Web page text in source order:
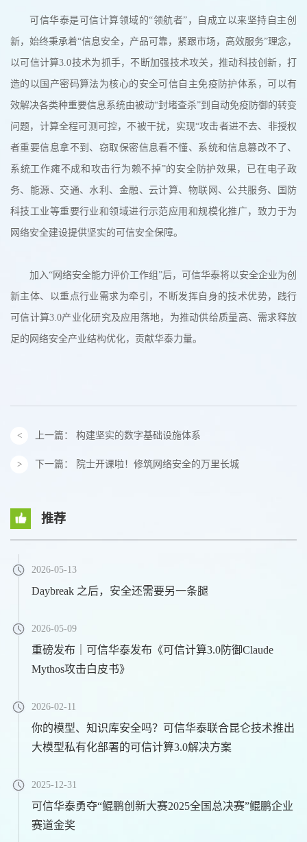
可信华泰是可信计算领域的“领航者”，自成立以来坚持自主创
新，始终秉承着“信息安全，产品可靠，紧跟市场，高效服务”理念，
以可信计算3.0技术为抓手，不断加强技术攻关，推动科技创新，打
造的以国产密码算法为核心的安全可信自主免疫防护体系，可以有
效解决各类种重要信息系统由被动“封堵查杀”到自动免疫防御的转变
问题，计算全程可测可控，不被干扰，实现“攻击者进不去、非授权
者重要信息拿不到、窃取保密信息看不懂、系统和信息篡改不了、
系统工作瘫不成和攻击行为赖不掉”的安全防护效果，已在电子政
务、能源、交通、水利、金融、云计算、物联网、公共服务、国防
科技工业等重要行业和领域进行示范应用和规模化推广，致力于为
网络安全建设提供坚实的可信安全保障。
加入“网络安全能力评价工作组”后，可信华泰将以安全企业为创
新主体、以重点行业需求为牵引，不断发挥自身的技术优势，践行
可信计算3.0产业化研究及应用落地，为推动供给质量高、需求释放
足的网络安全产业结构优化，贡献华泰力量。
上一篇： 构建坚实的数字基础设施体系
下一篇： 院士开课啦！修筑网络安全的万里长城
推荐
2026-05-13
Daybreak 之后，安全还需要另一条腿
2026-05-09
重磅发布｜可信华泰发布《可信计算3.0防御Claude
Mythos攻击白皮书》
2026-02-11
你的模型、知识库安全吗？可信华泰联合昆仑技术推出
大模型私有化部署的可信计算3.0解决方案
2025-12-31
可信华泰勇夺“鲲鹏创新大赛2025全国总决赛”鲲鹏企业
赛道金奖